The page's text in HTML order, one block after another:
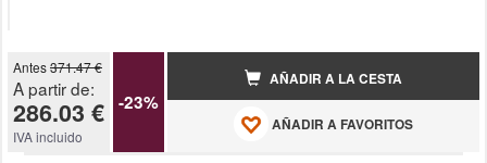
Antes371.47 €
A partir de:
286.03 €
IVA incluido
-23%
AÑADIR A LA CESTA
AÑADIR A FAVORITOS